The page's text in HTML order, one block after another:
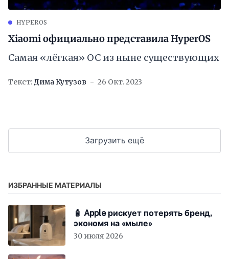
HYPEROS
Xiaomi официально представила HyperOS
Самая «лёгкая» ОС из ныне существующих
Текст:Дима Кутузов 26 Окт. 2023
Загрузить ещё
ИЗБРАННЫЕ МАТЕРИАЛЫ
🧴 Apple рискует потерять бренд,
экономя на «мыле»
30 июля 2026